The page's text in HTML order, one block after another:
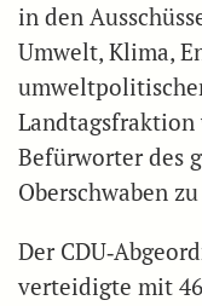
in den
Umwelt, Klima,
Landtagsfraktion
Befürworter des
Oberschwaben
Der
verteidigte mit